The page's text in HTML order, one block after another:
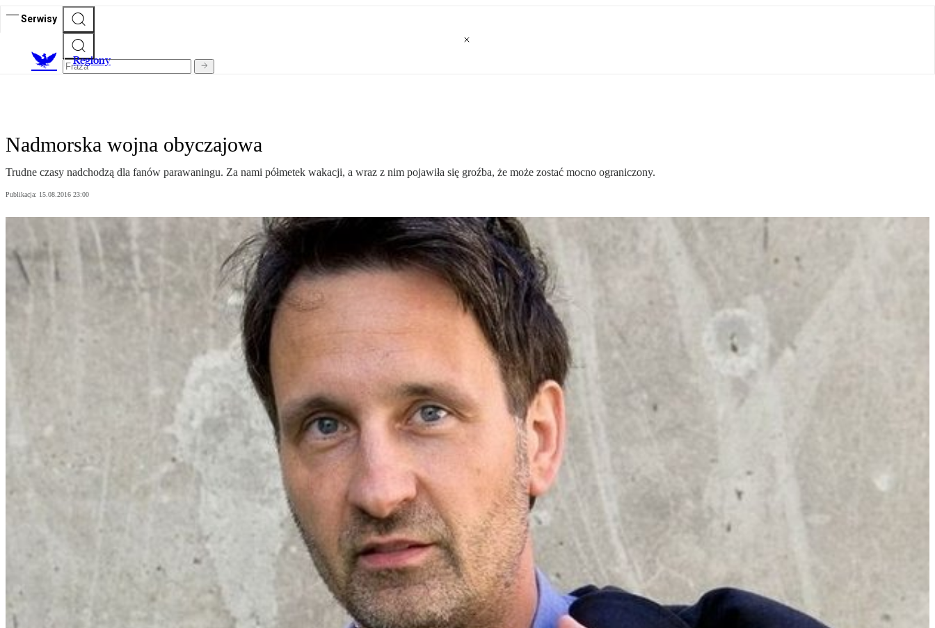
Serwisy
Regiony
Nadmorska wojna obyczajowa
Trudne czasy nadchodzą dla fanów parawaningu. Za nami półmetek wakacji, a wraz z nim pojawiła się groźba, że może zostać mocno ograniczony.
Publikacja: 15.08.2016 23:00